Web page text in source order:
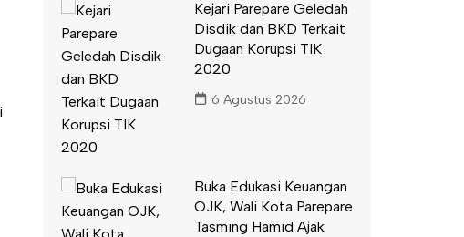
Kejari Parepare Geledah
Disdik dan BKD Terkait
Dugaan Korupsi TIK
2020
6 Agustus 2026
Buka Edukasi Keuangan
OJK, Wali Kota Parepare
Tasming Hamid Ajak